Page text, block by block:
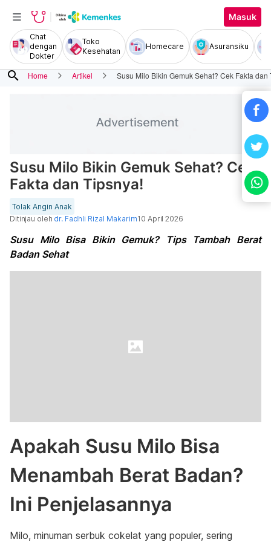
Masuk
Chat
dengan
Dokter
Toko
Kesehatan
Homecare Asuransiku
search Home Artikel Susu Milo Bikin Gemuk Sehat? Cek Fakta dan
Susu Milo Bikin Gemuk Sehat? Cek
Fakta dan Tipsnya!
Tolak Angin Anak
Ditinjau oleh dr. Fadhli Rizal Makarim10 April 2026
Susu Milo Bisa Bikin Gemuk? Tips Tambah Berat
Badan Sehat
Apakah Susu Milo Bisa
Menambah Berat Badan?
Ini Penjelasannya
Milo, minuman serbuk cokelat yang populer, sering